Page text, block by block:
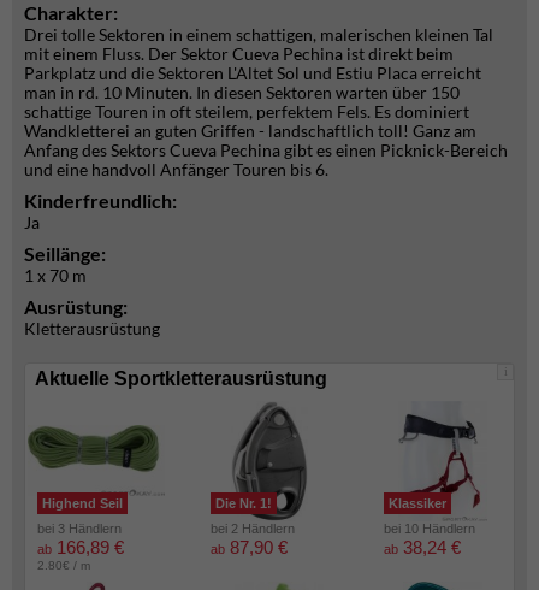
Charakter:
Drei tolle Sektoren in einem schattigen, malerischen kleinen Tal
mit einem Fluss. Der Sektor Cueva Pechina ist direkt beim
Parkplatz und die Sektoren L'Altet Sol und Estiu Placa erreicht
man in rd. 10 Minuten. In diesen Sektoren warten über 150
schattige Touren in oft steilem, perfektem Fels. Es dominiert
Wandkletterei an guten Griffen - landschaftlich toll! Ganz am
Anfang des Sektors Cueva Pechina gibt es einen Picknick-Bereich
und eine handvoll Anfänger Touren bis 6.
Kinderfreundlich:
Ja
Seillänge:
1 x 70 m
Ausrüstung:
Kletterausrüstung
i
Aktuelle Sportkletterausrüstung
Highend Seil
bei 3 Händlern
ab 166,89 €
2.80€ / m
Die Nr. 1!
bei 2 Händlern
ab 87,90 €
Klassiker
bei 10 Händlern
ab 38,24 €